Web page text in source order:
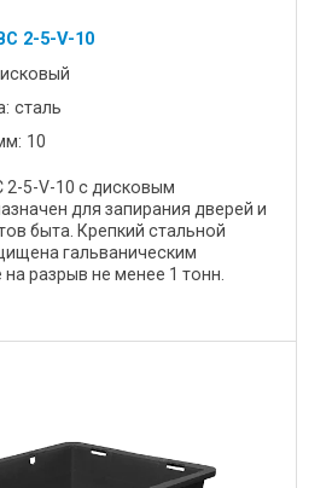
2-5-V-10
сталь
10
2-5-V-10 с дисковым
для запирания дверей и
быта. Крепкий стальной
гальваническим
разрыв не менее 1 тонн.
р 16,3 Диаметр ...